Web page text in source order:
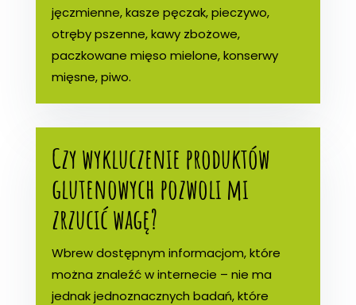
jęczmienne, kasze pęczak, pieczywo,
otręby pszenne, kawy zbożowe,
paczkowane mięso mielone, konserwy
mięsne, piwo.
Czy wykluczenie produktów
glutenowych pozwoli mi
zrzucić wagę?
Wbrew dostępnym informacjom, które
można znaleźć w internecie – nie ma
jednak jednoznacznych badań, które